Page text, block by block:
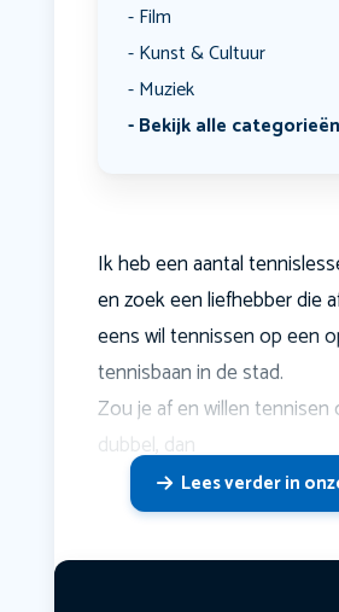
Film
Kunst & Cultuur
Muziek
Bekijk alle categorieën
Ik heb een aantal
en zoek een liefhebber die
eens wil tennissen op een
tennisbaan in de stad.
Zou je af en willen
dubbel, dan
Lees verder in